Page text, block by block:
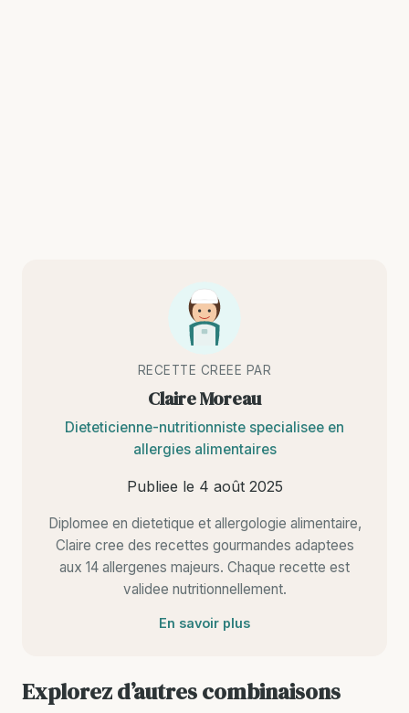
RECETTE CREEE PAR
Claire Moreau
Dieteticienne-nutritionniste specialisee en
allergies alimentaires
Publiee le 4 août 2025
Diplomee en dietetique et allergologie alimentaire,
Claire cree des recettes gourmandes adaptees
aux 14 allergenes majeurs. Chaque recette est
validee nutritionnellement.
En savoir plus
Explorez d’autres combinaisons